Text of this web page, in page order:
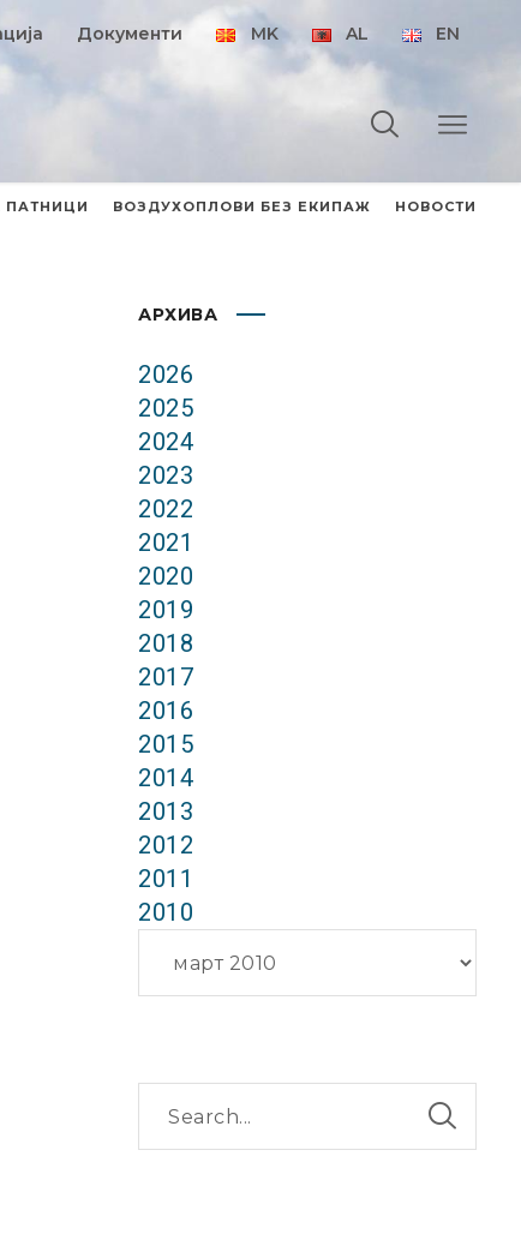
Документи MK AL EN
ПАТНИЦИ ВОЗДУХОПЛОВИ БЕЗ ЕКИПАЖ НОВОСТИ
АРХИВА
2026
2025
2024
2023
2022
2021
2020
2019
2018
2017
2016
2015
2014
2013
2012
2011
2010